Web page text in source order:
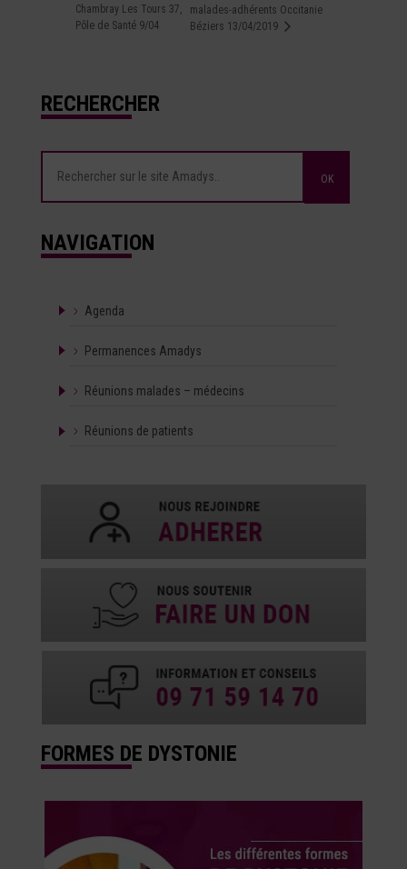
Chambray Les Tours 37,
Pôle de Santé 9/04
malades-adhérents Occitanie
Béziers 13/04/2019
RECHERCHER
NAVIGATION
Agenda
Permanences Amadys
Réunions malades – médecins
Réunions de patients
FORMES DE DYSTONIE